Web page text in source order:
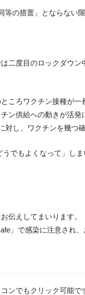
の措置」とならない
二度目のロックダウ
ころワクチン接種が
ン供給への動きが活発
し、ワクチンを幾つ
でもよくなって」し
伝えしてまいります。
」で感染に注意され
ンでもクリック可能で